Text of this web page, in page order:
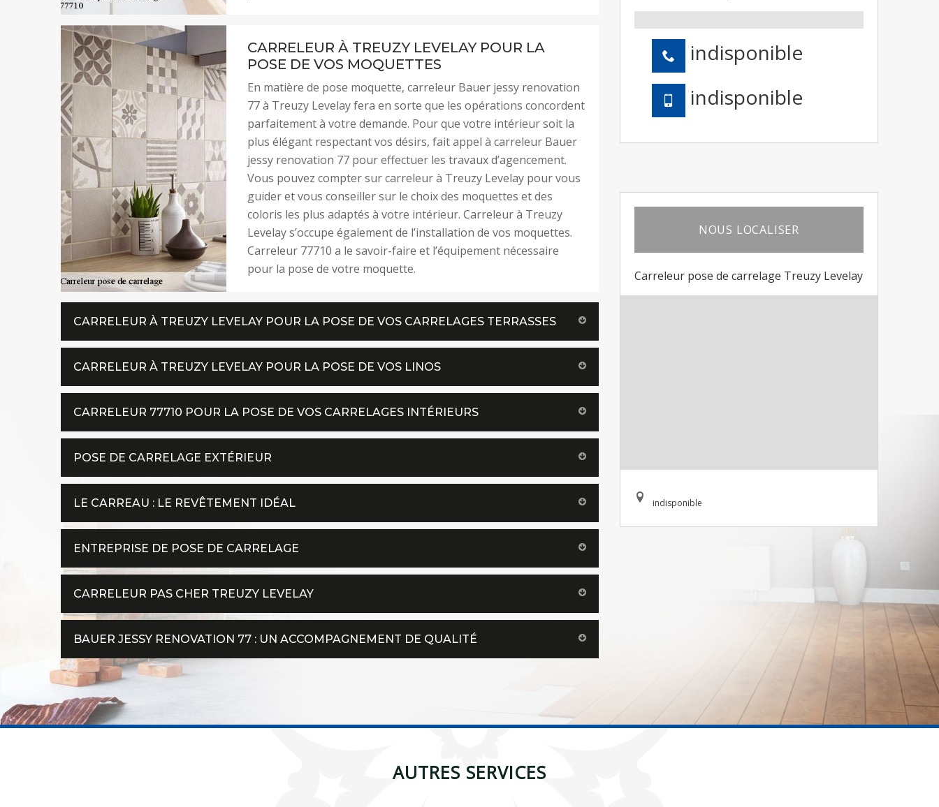
CARRELEUR À TREUZY LEVELAY POUR LA
POSE DE VOS MOQUETTES
En matière de pose moquette, carreleur Bauer jessy renovation
77 à Treuzy Levelay fera en sorte que les opérations concordent
parfaitement à votre demande. Pour que votre intérieur soit la
plus élégant respectant vos désirs, fait appel à carreleur Bauer
jessy renovation 77 pour effectuer les travaux d’agencement.
Vous pouvez compter sur carreleur à Treuzy Levelay pour vous
guider et vous conseiller sur le choix des moquettes et des
coloris les plus adaptés à votre intérieur. Carreleur à Treuzy
Levelay s’occupe également de l’installation de vos moquettes.
Carreleur 77710 a le savoir-faire et l’équipement nécessaire
pour la pose de votre moquette.
CARRELEUR À TREUZY LEVELAY POUR LA POSE DE VOS CARRELAGES TERRASSES
CARRELEUR À TREUZY LEVELAY POUR LA POSE DE VOS LINOS
CARRELEUR 77710 POUR LA POSE DE VOS CARRELAGES INTÉRIEURS
POSE DE CARRELAGE EXTÉRIEUR
LE CARREAU : LE REVÊTEMENT IDÉAL
ENTREPRISE DE POSE DE CARRELAGE
CARRELEUR PAS CHER TREUZY LEVELAY
BAUER JESSY RENOVATION 77 : UN ACCOMPAGNEMENT DE QUALITÉ
indisponible
indisponible
NOUS LOCALISER
Carreleur pose de carrelage Treuzy Levelay
indisponible
AUTRES SERVICES